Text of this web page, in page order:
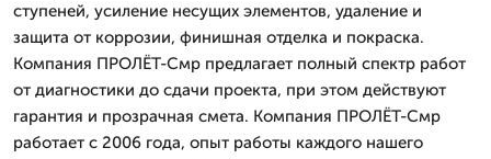
ступеней, усиление несущих элементов, удаление и
защита от коррозии, финишная отделка и покраска.
Компания ПРОЛЁТ-Смр предлагает полный спектр работ
от диагностики до сдачи проекта, при этом действуют
гарантия и прозрачная смета. Компания ПРОЛЁТ-Смр
работает с 2006 года, опыт работы каждого нашего